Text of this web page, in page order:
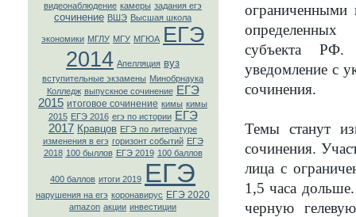
видеонаблюдение камеры задания егэ
сочинение ВШЭ Высшая школа
экономики МГЛУ МГУ МГЮА ЕГЭ
2014 Апелляция вуз
вступительные экзамены Минобрнаука
Колледж выпускное сочинение ЕГЭ
2015 итоговое сочинение кимы кимы
2015 ЕГЭ 2016 егэ по истории ЕГЭ
2017 Кравцов ЕГЭ по литературе
изменения в егэ горизонт событий ЕГЭ
2018 100 быллов ЕГЭ 2019 100 баллов
400 баллов итоги 2019 ЕГЭ
нарушения на егэ коронавирус ЕГЭ 2020
amazon акции инвестиции
ограниченными
субъекта РФ.
уведомление с
сочинения.
Темы станут
сочинения.
лица с
1,5 часа
черную